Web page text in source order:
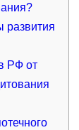
развития
РФ от